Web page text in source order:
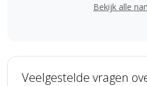
Bekijk alle
Veelgestelde vragen